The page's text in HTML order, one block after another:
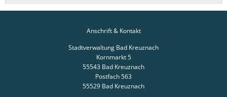
Anschrift & Kontakt
Stadtverwaltung Bad Kreuznach
Kornmarkt 5
55543 Bad Kreuznach
Postfach 563
55529 Bad Kreuznach